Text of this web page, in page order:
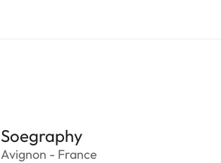
Soegraphy
Avignon - France